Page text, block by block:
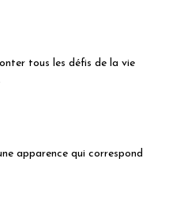
tous les défis de la vie
apparence qui correspond